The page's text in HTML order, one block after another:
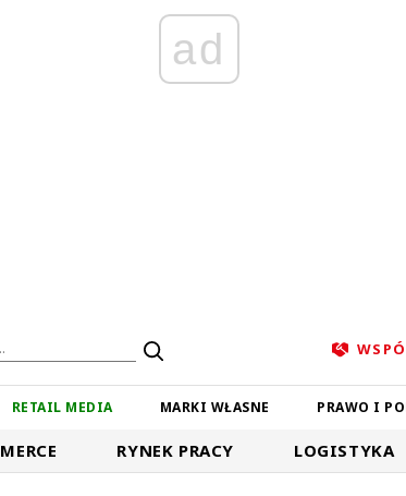
ad
RETAIL MEDIA MARKI WŁASNE PRAWO I
RYNEK PRACY LOGISTYKA